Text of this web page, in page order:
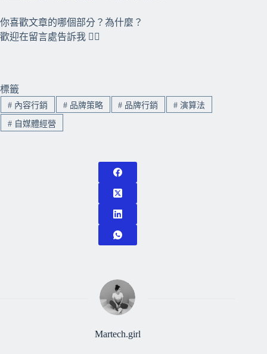
你喜歡文章的哪個部分？為什麼？
歡迎在留言處告訴我 ✍🏻
標籤
#內容行銷 #品牌策略 # 品牌行銷 # 演算法
#自媒體經營
Martech.girl